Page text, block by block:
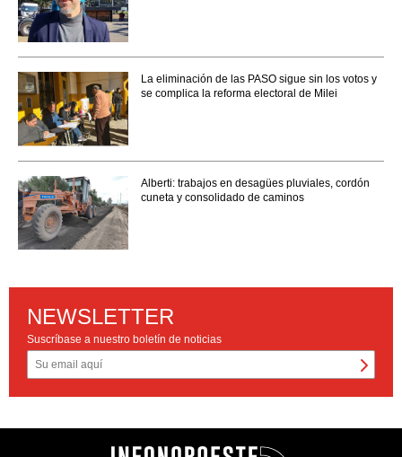
La eliminación de las PASO sigue sin los votos y
se complica la reforma electoral de Milei
Alberti: trabajos en desagües pluviales, cordón
cuneta y consolidado de caminos
NEWSLETTER
Suscríbase a nuestro boletín de noticias